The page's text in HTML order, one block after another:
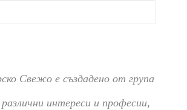
Свежо е създадено от група
интереси и професии,